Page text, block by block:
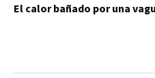
El calor bañado por una